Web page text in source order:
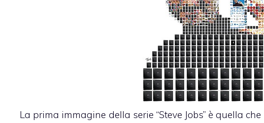
La prima immagine della serie “Steve Jobs” è quella